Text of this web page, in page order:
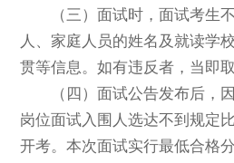
（三）面试时，面试考生
人、家庭人员的姓名及就读学
贯等信息。如有违反者，当即
（四）面试公告发布后，
岗位面试入围人选达不到规定
开考。本次面试实行最低合格